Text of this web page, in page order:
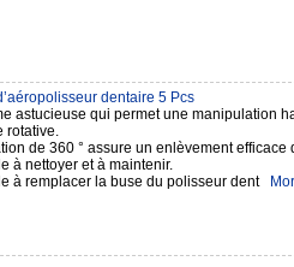
dentaire 5 Pcs
astucieuse qui permet une manipulation
rotative.
de 360 ° assure un enlèvement efficace
à nettoyer et à maintenir.
à remplacer la buse du polisseur dent